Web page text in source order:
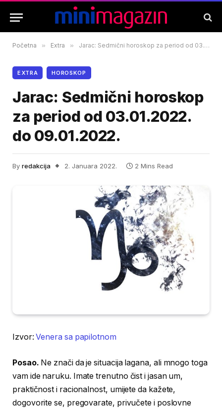
Početna » Extra » Jarac: Sedmični horoskop za period od 03.01.2022. do 09.01.2022.
EXTRA HOROSKOP
Jarac: Sedmični horoskop
za period od 03.01.2022.
do 09.01.2022.
By redakcija 2. Januara 2022. 2 Mins Read
Izvor:Venera sa papilotnom
Posao. Ne znači da je situacija lagana, ali mnogo toga
vam ide naruku. Imate trenutno čist i jasan um,
praktičnost i racionalnost, umijete da kažete,
dogovorite se, pregovarate, privučete i poslovne